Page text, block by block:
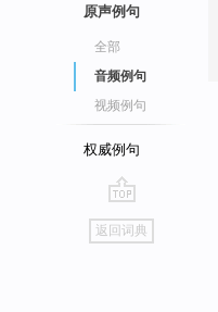
原声例句
全部
音频例句
视频例句
权威例句
go
top
返回词典